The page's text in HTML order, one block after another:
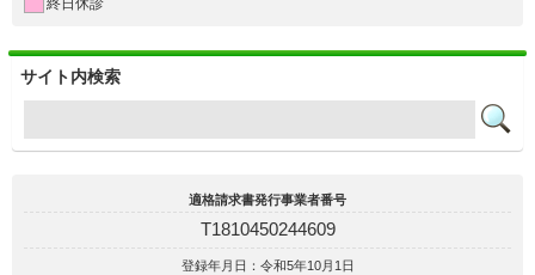
サイト内検索
適格請求書発行事業者番号
T1810450244609
登録年月日：令和5年10月1日